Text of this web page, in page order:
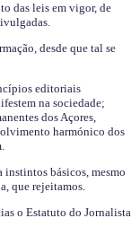
das leis em vigor, de
desde que tal se
editoriais
na sociedade;
dos Açores,
harmónico dos
básicos, mesmo
que rejeitamos.
o Estatuto do Jornalista